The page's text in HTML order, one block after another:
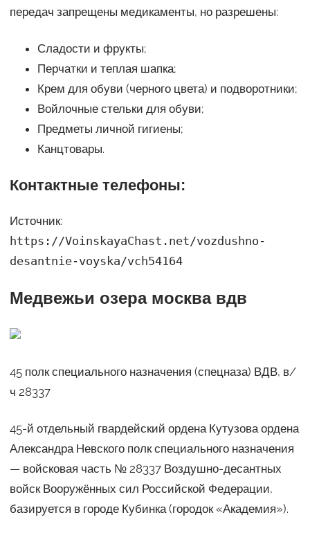
передач запрещены медикаменты, но разрешены:
Сладости и фрукты;
Перчатки и теплая шапка;
Крем для обуви (черного цвета) и подворотники;
Войлочные стельки для обуви;
Предметы личной гигиены;
Канцтовары.
Контактные телефоны:
Источник:
https://VoinskayaChast.net/vozdushno-
desantnie-voyska/vch54164
Медвежьи озера москва вдв
45 полк специального назначения (спецназа) ВДВ, в/
ч 28337
45-й отдельный гвардейский ордена Кутузова ордена
Александра Невского полк специального назначения
— войсковая часть № 28337 Воздушно-десантных
войск Вооружённых сил Российской Федерации,
базируется в городе Кубинка (городок «Академия»).